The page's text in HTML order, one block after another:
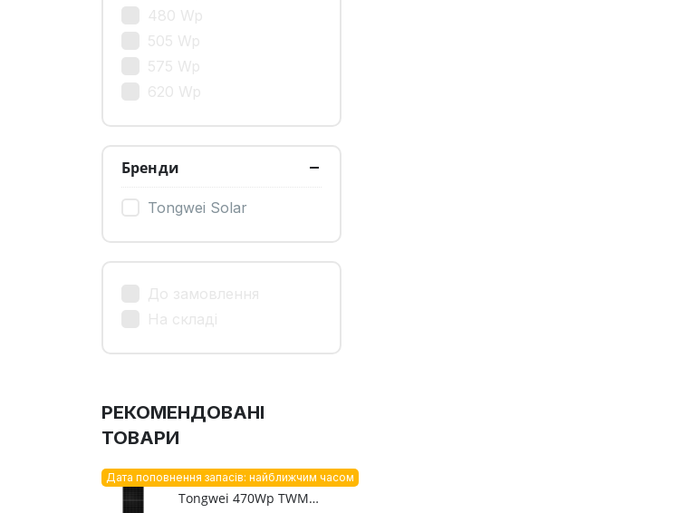
480 Wp
505 Wp
575 Wp
620 Wp
Бренди
Tongwei Solar
До замовлення
На складі
РЕКОМЕНДОВАНІ
ТОВАРИ
Дата поповнення запасів: найближчим часом
Tongwei 470Wp TWMNH-48HW470W N-type Mono black frame solar panel